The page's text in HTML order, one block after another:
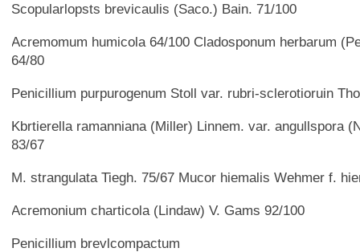
Scopularlopsts brevicaulis (Saco.) Bain. 71/100
Acremomum humicola 64/100 Cladosponum herbarum
64/80
Penicillium purpurogenum Stoll var. rubri-sclerotioruin
Kbrtierella ramanniana (Miller) Linnem. var. angullspora
83/67
M. strangulata Tiegh. 75/67 Mucor hiemalis Wehmer f.
Acremonium charticola (Lindaw) V. Gams 92/100
Penicillium brevlcompactum